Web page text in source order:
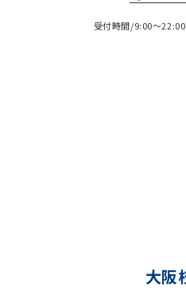
受付時間/9:00～
大阪